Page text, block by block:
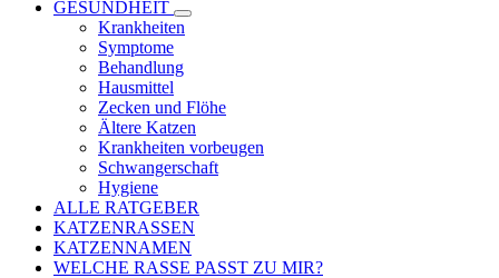
GESUNDHEIT
Krankheiten
Symptome
Behandlung
Hausmittel
Zecken und Flöhe
Ältere Katzen
Krankheiten vorbeugen
Schwangerschaft
Hygiene
ALLE RATGEBER
KATZENRASSEN
KATZENNAMEN
WELCHE RASSE PASST ZU MIR?